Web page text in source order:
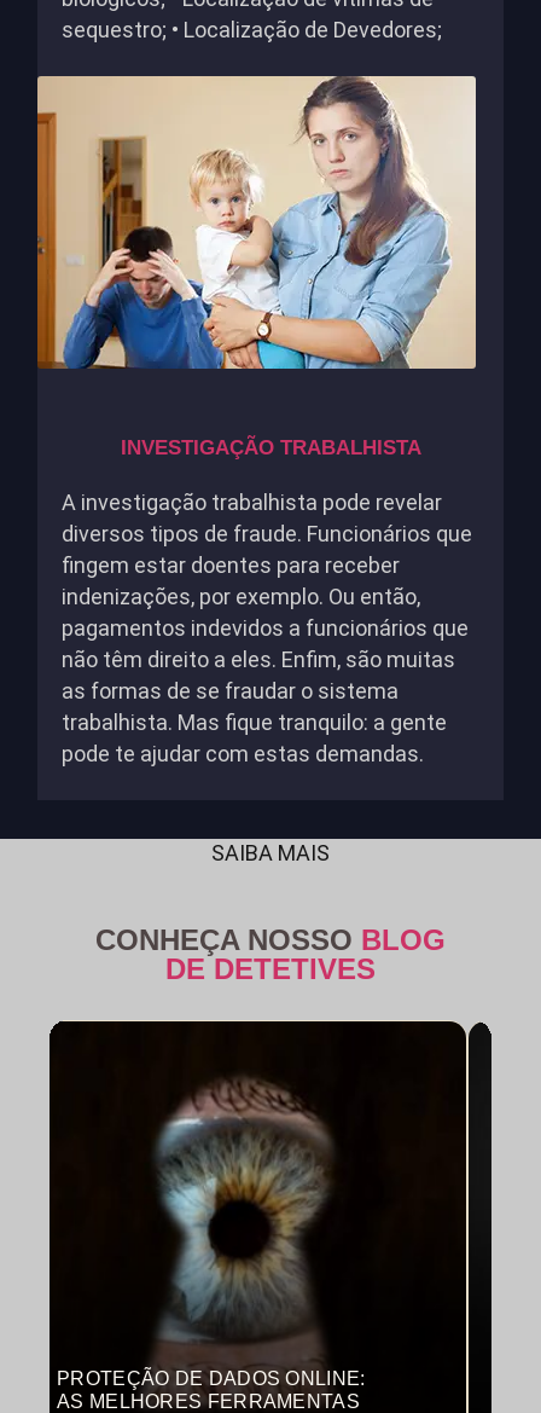
sequestro; • Localização de Devedores;
INVESTIGAÇÃO TRABALHISTA
A investigação trabalhista pode revelar
diversos tipos de fraude. Funcionários que
fingem estar doentes para receber
indenizações, por exemplo. Ou então,
pagamentos indevidos a funcionários que
não têm direito a eles. Enfim, são muitas
as formas de se fraudar o sistema
trabalhista. Mas fique tranquilo: a gente
pode te ajudar com estas demandas.
SAIBA MAIS
CONHEÇA NOSSO BLOG
DE DETETIVES
PROTEÇÃO DE DADOS ONLINE:
AS MELHORES FERRAMENTAS